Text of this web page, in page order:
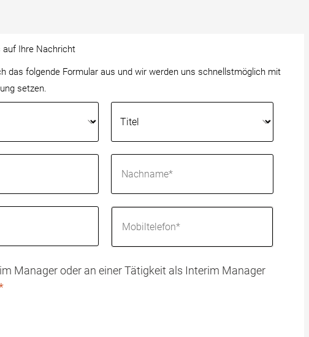
auf Ihre Nachricht
das folgende Formular aus und wir werden uns schnellstmöglich mit
setzen.
Manager oder an einer Tätigkeit als Interim Manager